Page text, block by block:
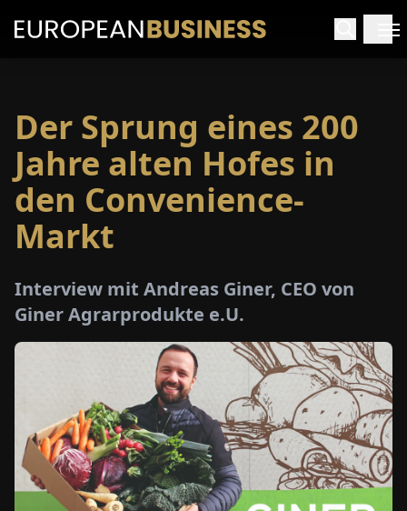
PAPER
NEWS
Der Sprung eines 200
Jahre alten Hofes in
den Convenience-
Markt
Interview mit Andreas Giner, CEO von
Giner Agrarprodukte e.U.